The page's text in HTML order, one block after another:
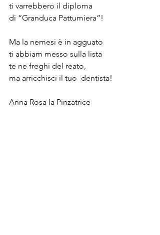
ti varrebbero il diploma
di “Granduca Pattumiera”!
Ma la nemesi è in agguato
ti abbiam messo sulla lista
te ne freghi del reato,
ma arricchisci il tuo  dentista!
Anna Rosa la Pinzatrice